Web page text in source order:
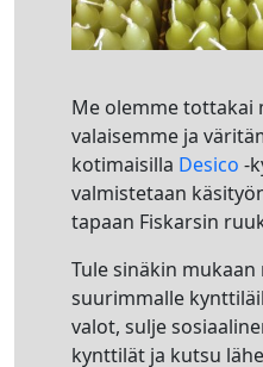
Me olemme tottakai
valaisemme ja
kotimaisilla Desico -
valmistetaan
tapaan Fiskarsin
Tule sinäkin mukaan
suurimmalle
valot, sulje
kynttilät ja kutsu